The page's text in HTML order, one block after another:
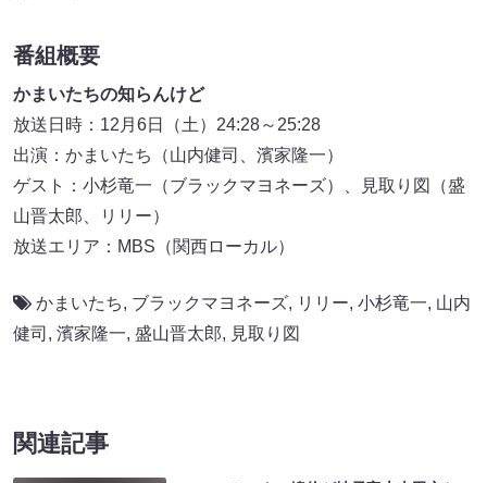
番組概要
かまいたちの知らんけど
放送日時：12月6日（土）24:28～25:28
出演：かまいたち（山内健司、濱家隆一）
ゲスト：小杉竜一（ブラックマヨネーズ）、見取り図（盛
山晋太郎、リリー）
放送エリア：MBS（関西ローカル）
かまいたち, ブラックマヨネーズ, リリー, 小杉竜一, 山内
健司 , 濱家隆一, 盛山晋太郎, 見取り図
関連記事